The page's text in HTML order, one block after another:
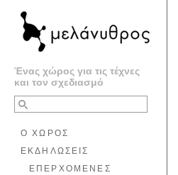
Ένας χώρος για τις τέχνες
και τον σχεδιασμό
Ο ΧΩΡΟΣ
ΕΚΔΗΛΩΣΕΙΣ
ΕΠΕΡΧΟΜΕΝΕΣ